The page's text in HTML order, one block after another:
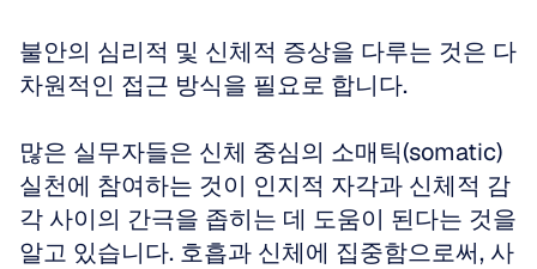
불안의 심리적 및 신체적 증상을 다루는 것은 다
차원적인 접근 방식을 필요로 합니다.
많은 실무자들은 신체 중심의 소매틱(somatic)
실천에 참여하는 것이 인지적 자각과 신체적 감
각 사이의 간극을 좁히는 데 도움이 된다는 것을
알고 있습니다. 호흡과 신체에 집중함으로써, 사